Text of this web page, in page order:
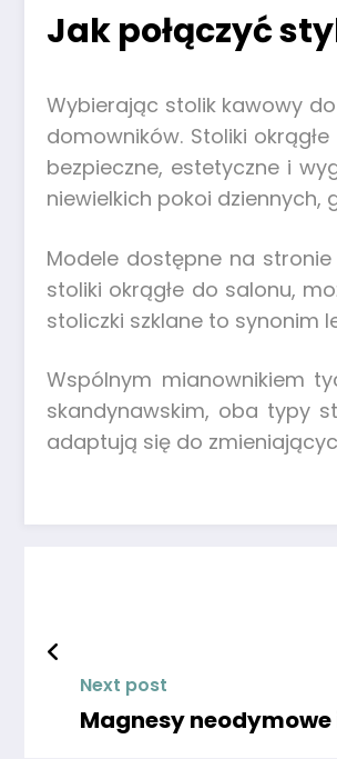
Jak połączyć
Wybierając stolik kawowy
domowników. Stoliki
bezpieczne, estetyczne i
niewielkich pokoi dziennych,
Modele dostępne na
stoliki okrągłe do salonu,
stoliczki szklane to synonim
Wspólnym mianownikiem
skandynawskim, oba typy
adaptują się do
Next post
Magnesy